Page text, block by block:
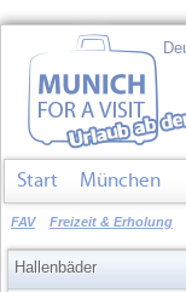
Hallenbäder
FAV Freizeit & Erholung
Start München